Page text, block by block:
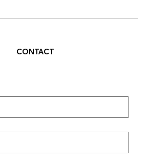
CONTACT